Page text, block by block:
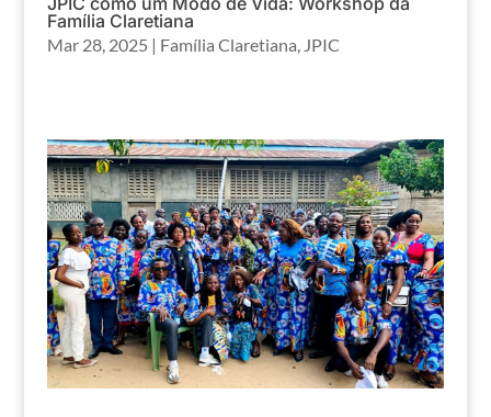
Família Claretiana
Mar 28, 2025 | Família Claretiana, JPIC